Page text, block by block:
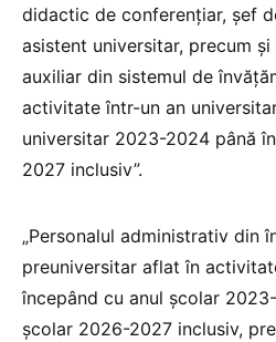
didactic de conferențiar, șef
asistent universitar, precum
auxiliar din sistemul de
activitate într-un an
universitar 2023-2024 până
2027 inclusiv”.
„Personalul administrativ din
preuniversitar aflat în
începând cu anul școlar
școlar 2026-2027 inclusiv,